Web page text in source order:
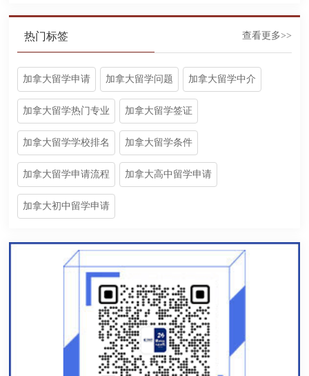
热门标签 查看更多>>
加拿大留学申请 加拿大留学问题 加拿大留学中介
加拿大留学热门专业 加拿大留学签证
加拿大留学学校排名 加拿大留学条件
加拿大留学申请流程 加拿大高中留学申请
加拿大初中留学申请